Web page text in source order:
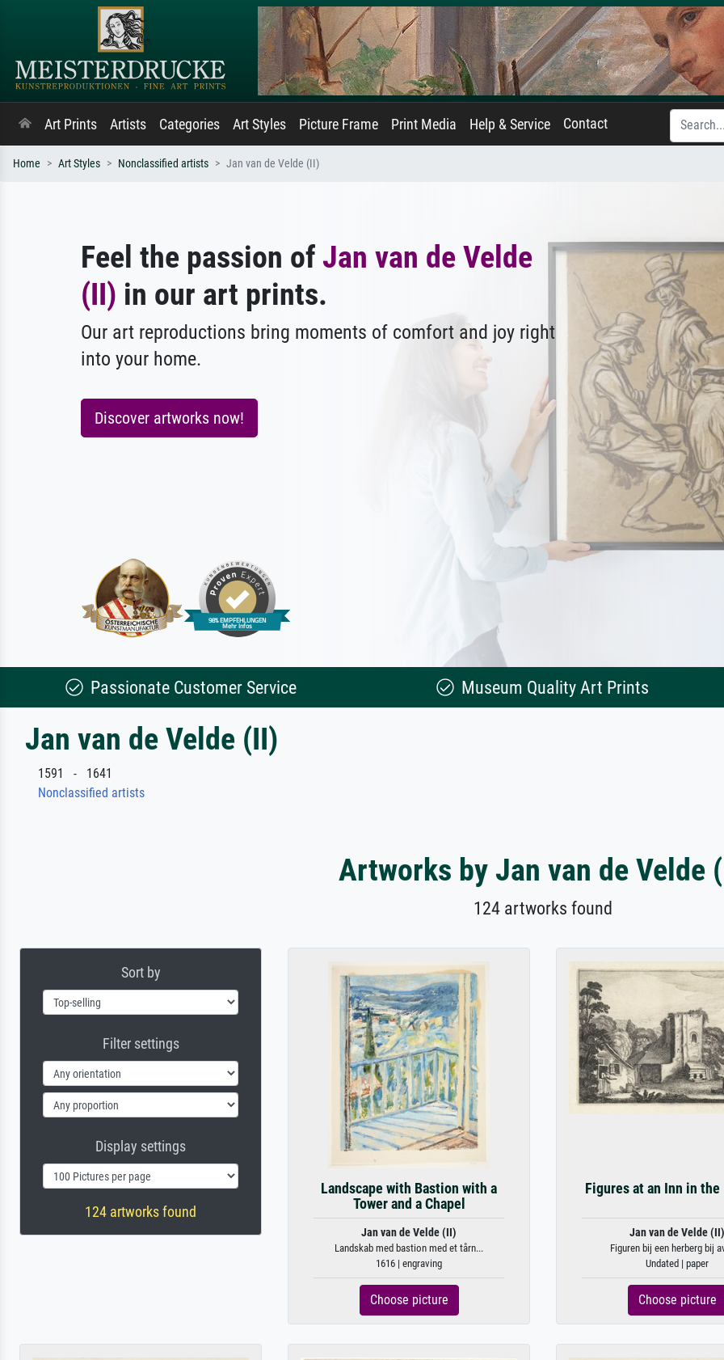
Art Prints Artists Categories Art Styles Picture Frame Print Media Help & Service Contact
Home Art Styles Nonclassified artists Jan van de Velde (II)
Feel the passion of Jan van de Velde
(II) in our art prints.
Our art reproductions bring moments of comfort and joy right
into your home.
Discover artworks now!
Passionate Customer Service Museum Quality Art Prints
Jan van de Velde (II)
1591 - 1641
Nonclassified artists
Artworks by Jan van de Velde
124 artworks found
Sort by
Filter settings
Display settings
124 artworks found
Landscape with Bastion with a
Tower and a Chapel
Jan van de Velde (II)
Landskab med bastion med et tårn...
1616 | engraving
Choose picture
Figures at an Inn in the
Jan van de Velde (II)
Figuren bij een herberg bij
Undated | paper
Choose picture